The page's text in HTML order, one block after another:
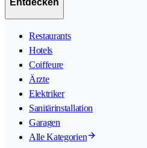
Entdecken
Restaurants
Hotels
Coiffeure
Ärzte
Elektriker
Sanitärinstallation
Garagen
Alle Kategorien